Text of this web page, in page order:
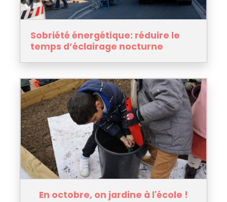
Sobriété énergétique: réduire le
temps d’éclairage nocturne
En octobre, on jardine à l'école !